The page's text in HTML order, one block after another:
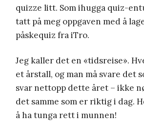
quizze litt. Som ihugga quiz-
tatt på meg oppgaven med å
påskequiz fra iTro.
Jeg kaller det en «tidsreise».
et årstall, og man må svare det
svar nettopp dette året – ikke
det samme som er riktig i dag.
å ha tunga rett i munnen!